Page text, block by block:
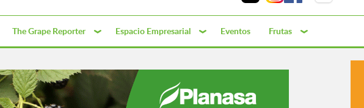
The Grape Reporter Espacio Empresarial Eventos Frutas